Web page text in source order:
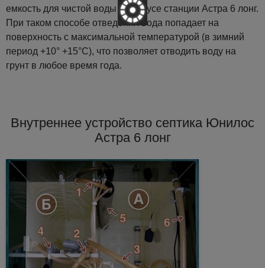
емкость для чистой воды в корпусе станции Астра 6 лонг.
При таком способе отведения вода попадает на
поверхность с максимальной температурой (в зимний
период +10° +15°С), что позволяет отводить воду на
грунт в любое время года.
Внутреннее устройство септика Юнилос
Астра 6 лонг